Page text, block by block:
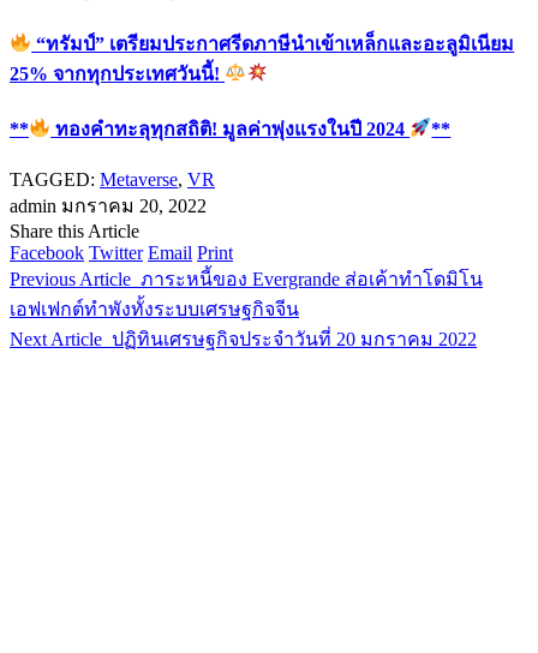
“ทรัมป์” เตรียมประกาศรีดภาษีนำเข้าเหล็กและอะลูมิเนียม
25% จากทุกประเทศวันนี้!
** ทองคำทะลุทุกสถิติ! มูลค่าพุ่งแรงในปี 2024 **
TAGGED: Metaverse, VR
admin มกราคม 20, 2022
Share this Article
Facebook Twitter Email Print
Previous Article ภาระหนี้ของ Evergrande ส่อเค้าทำโดมิโน
เอฟเฟกต์ทำพังทั้งระบบเศรษฐกิจจีน
Next Article ปฏิทินเศรษฐกิจประจำวันที่ 20 มกราคม 2022